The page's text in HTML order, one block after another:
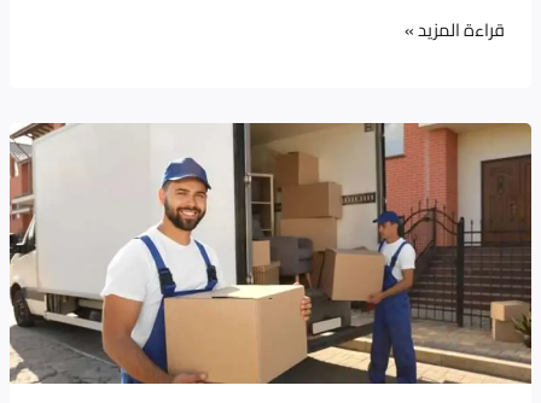
قراءة المزيد »
نقل
عفش
بالكويت
|
فك
وتركيب
وتغليف
ونقل